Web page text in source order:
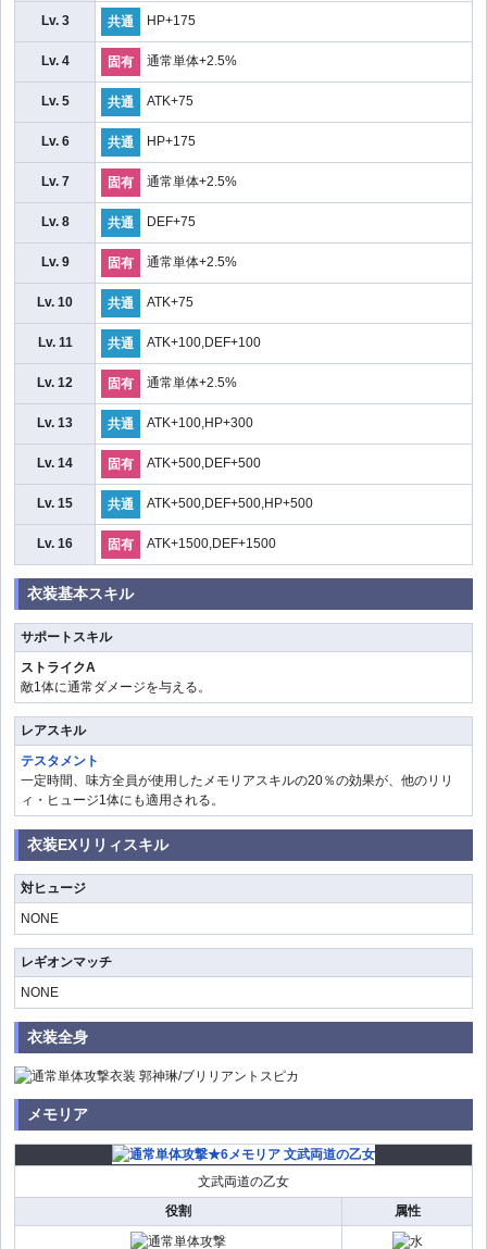
Lv. 3 共通 HP+175
Lv. 4 固有 通常単体+2.5%
Lv. 5 共通 ATK+75
Lv. 6 共通 HP+175
Lv. 7 固有 通常単体+2.5%
Lv. 8 共通 DEF+75
Lv. 9 固有 通常単体+2.5%
Lv. 10 共通 ATK+75
Lv. 11 共通 ATK+100,DEF+100
Lv. 12 固有 通常単体+2.5%
Lv. 13 共通 ATK+100,HP+300
Lv. 14 固有 ATK+500,DEF+500
Lv. 15 共通 ATK+500,DEF+500,HP+500
Lv. 16 固有 ATK+1500,DEF+1500
衣装基本スキル
サポートスキル
ストライクA
敵1体に通常ダメージを与える。
レアスキル
テスタメント
一定時間、味方全員が使用したメモリアスキルの20％の効果が、他のリリ
ィ・ヒュージ1体にも適用される。
衣装EXリリィスキル
対ヒュージ
NONE
レギオンマッチ
NONE
衣装全身
メモリア
文武両道の乙女
役割
属性